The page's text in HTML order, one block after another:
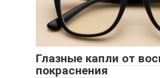
Глазные капли от
покраснения